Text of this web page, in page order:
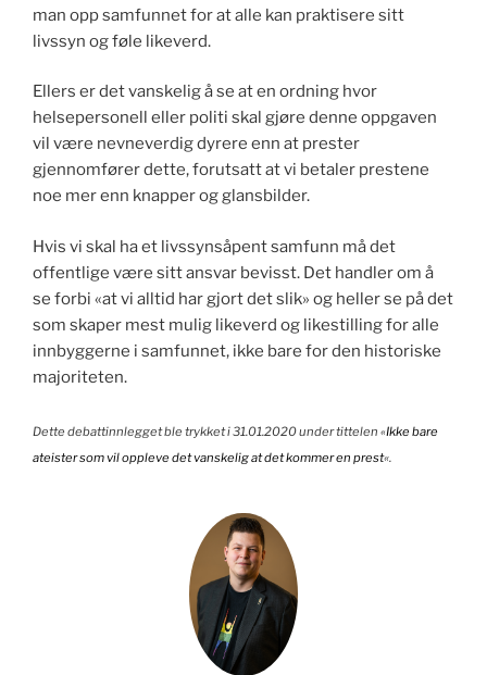
man opp samfunnet for at alle kan praktisere sitt
livssyn og føle likeverd.
Ellers er det vanskelig å se at en ordning hvor
helsepersonell eller politi skal gjøre denne oppgaven
vil være nevneverdig dyrere enn at prester
gjennomfører dette, forutsatt at vi betaler prestene
noe mer enn knapper og glansbilder.
Hvis vi skal ha et livssynsåpent samfunn må det
offentlige være sitt ansvar bevisst. Det handler om å
se forbi «at vi alltid har gjort det slik» og heller se på det
som skaper mest mulig likeverd og likestilling for alle
innbyggerne i samfunnet, ikke bare for den historiske
majoriteten.
Dette debattinnlegget ble trykket i31.01.2020 under tittelen «Ikke bare
ateister som vil oppleve det vanskelig at det kommer en prest«.